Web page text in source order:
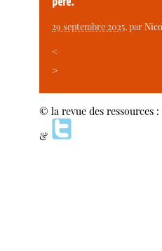
29 septembre 2025, par
<
>
© la revue des ressources
&